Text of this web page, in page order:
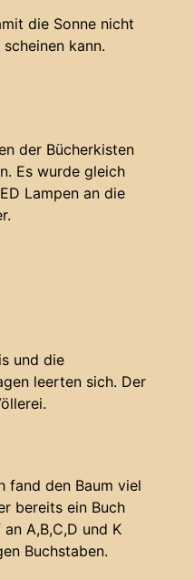
die Sonne nicht
kann.
der Bücherkisten
Es wurde gleich
Lampen an die
und die
leerten sich. Der
fand den Baum viel
bereits ein Buch
A,B,C,D und K
Buchstaben.